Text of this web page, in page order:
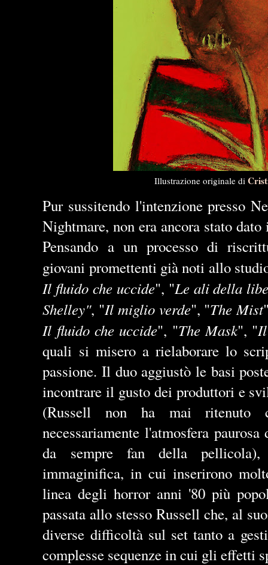
Illustrazione originale di
Pur sussitendo l'intenzione presso
Nightmare, non era ancora stato
Pensando a un processo di
giovani promettenti già noti allo
Il fluido che uccide", "Le ali della
Shelley", "Il miglio verde", "The Mist
Il fluido che uccide", "The Mask", "
quali si misero a rielaborare lo
passione. Il duo aggiustò le basi
incontrare il gusto dei produttori e
(Russell non ha mai ritenuto
necessariamente l'atmosfera
da sempre fan della
immaginifica, in cui inserirono
linea degli horror anni '80 più
passata allo stesso Russell che, al
diverse difficoltà sul set tanto a
complesse sequenze in cui gli effetti